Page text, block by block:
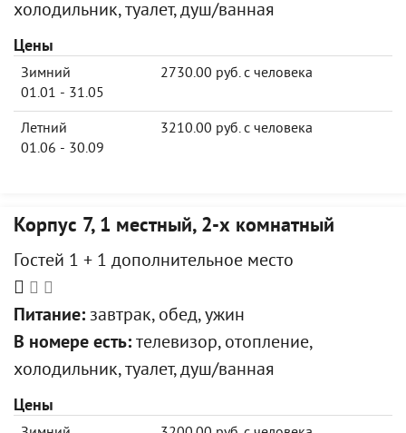
холодильник, туалет, душ/ванная
Цены
Зимний
01.01 - 31.05
2730.00 руб. с человека
Летний
01.06 - 30.09
3210.00 руб. с человека
Корпус 7, 1 местный, 2-х комнатный
Гостей 1 + 1 дополнительное место
Питание: завтрак, обед, ужин
В номере есть: телевизор, отопление,
холодильник, туалет, душ/ванная
Цены